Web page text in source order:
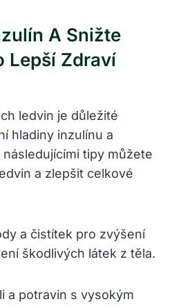
A Snižte
Lepší Zdraví
ledvin je důležité
hladiny inzulínu a
tipy můžete
a zlepšit celkové
a čistítek pro zvýšení
škodlivých látek z těla.
a potravin s vysokým